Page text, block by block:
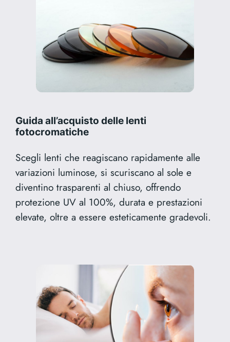
Guida all’acquisto delle lenti
fotocromatiche
Scegli lenti che reagiscano rapidamente alle
variazioni luminose, si scuriscano al sole e
diventino trasparenti al chiuso, offrendo
protezione UV al 100%, durata e prestazioni
elevate, oltre a essere esteticamente gradevoli.